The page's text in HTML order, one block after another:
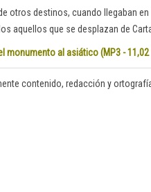
otros destinos, cuando llegaban
aquellos que se desplazan de
monumento al asiático (MP3 - 11,02
contenido, redacción y